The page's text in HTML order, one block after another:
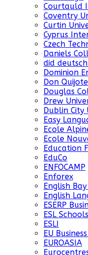
Courtauld
Coventry
Curtin
Cyprus
Czech
Daniels
did
Dominion
Don Quijote
Douglas
Drew
Dublin City
Easy
Ecole
Ecole
Education
EduCo
ENFOCAMP
Enforex
English
English
ESERP
ESL Schools
ESLI
EU
EUROASIA